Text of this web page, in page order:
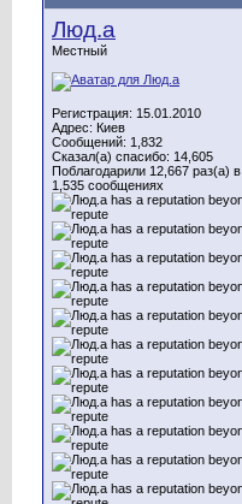
Люд.а
Местный
Регистрация: 15.01.2010
Адрес: Киев
Сообщений: 1,832
Сказал(а) спасибо: 14,605
Поблагодарили 12,667 раз(а) в
1,535 сообщениях